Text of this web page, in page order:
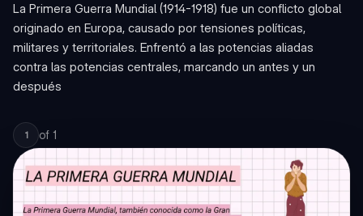
La Primera Guerra Mundial (1914-1918) fue un conflicto global
originado en Europa, causado por tensiones políticas,
militares y territoriales. Enfrentó a las potencias aliadas
contra las potencias centrales, marcando un antes y un
después
1 of 1